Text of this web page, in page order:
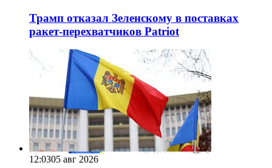
Трамп отказал Зеленскому в поставках
ракет-перехватчиков Patriot
12:0305 авг 2026